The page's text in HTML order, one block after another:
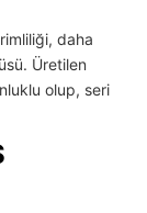
daha
Üretilen
olup, seri